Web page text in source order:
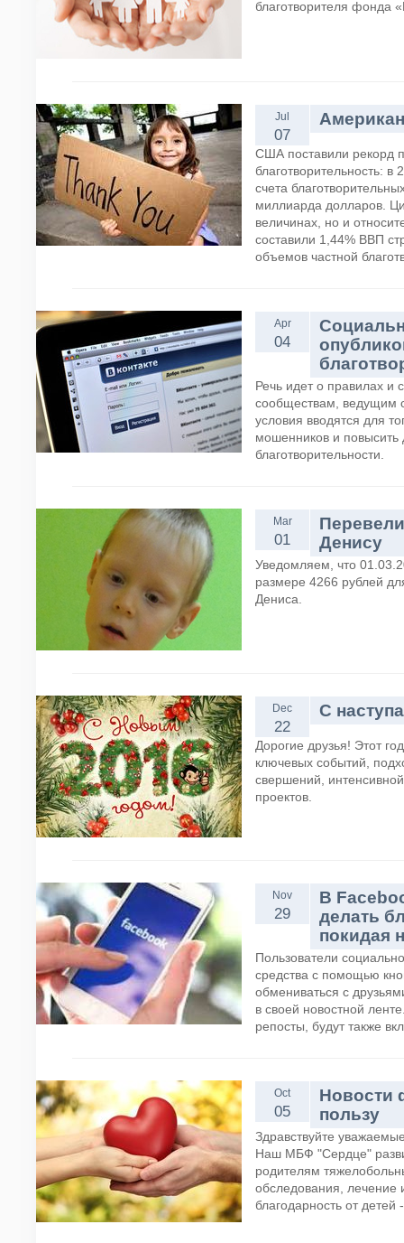
благотворителя фонда
Jul
07
США поставили рекорд
благотворительность:
счета
миллиарда долларов.
величинах, но и
составили 1,44% ВВП
объемов частной
Apr
04
Речь идет о правилах и
сообществам, ведущим
условия вводятся для
мошенников и повысить
благотворительности.
Mar
01
Денису
Уведомляем, что
размере 4266 рублей
Дениса.
Dec
22
C
Дорогие друзья! Этот
ключевых событий,
свершений,
проектов.
Nov
29
В
делать
покидая
Пользователи
средства с помощью
обмениваться с
в своей новостной
репосты, будут также
Oct
05
Новости
пользу
Здравствуйте
Наш МБФ "Сердце"
родителям
обследования, лечение
благодарность от